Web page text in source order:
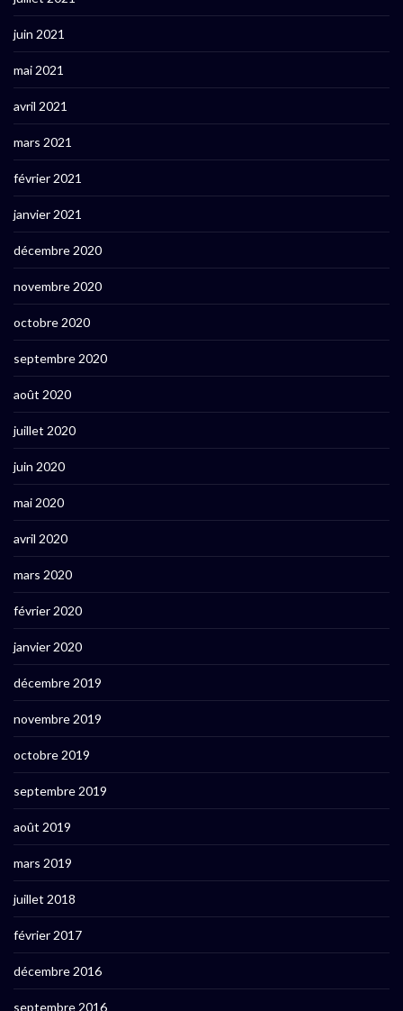
juin 2021
mai 2021
avril 2021
mars 2021
février 2021
janvier 2021
décembre 2020
novembre 2020
octobre 2020
septembre 2020
août 2020
juillet 2020
juin 2020
mai 2020
avril 2020
mars 2020
février 2020
janvier 2020
décembre 2019
novembre 2019
octobre 2019
septembre 2019
août 2019
mars 2019
juillet 2018
février 2017
décembre 2016
septembre 2016